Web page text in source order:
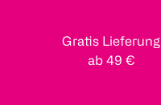
Gratis Lieferung
ab 49 €